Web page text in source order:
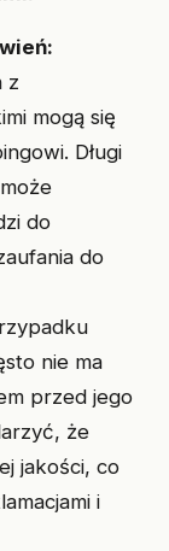
z
mogą się
Długi
do
do
nie ma
przed jego
że
jakości, co
i